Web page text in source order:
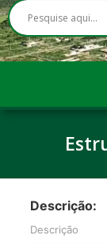
Descrição: